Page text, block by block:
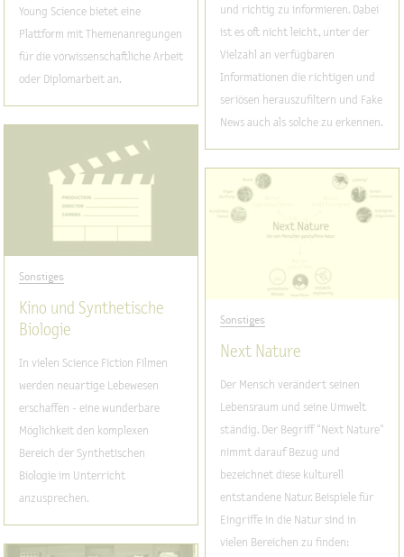
und richtig zu informieren. Dabei
ist es oft nicht leicht, unter der
Vielzahl an verfügbaren
Informationen die richtigen und
seriösen herauszufiltern und Fake
News auch als solche zu erkennen.
Young Science bietet eine
Plattform mit Themenanregungen
für die vorwissenschaftliche Arbeit
oder Diplomarbeit an.
Sonstiges
Kino und Synthetische
Biologie
In vielen Science Fiction Filmen
werden neuartige Lebewesen
erschaffen - eine wunderbare
Möglichkeit den komplexen
Bereich der Synthetischen
Biologie im Unterricht
anzusprechen.
Sonstiges
Next Nature
Der Mensch verändert seinen
Lebensraum und seine Umwelt
ständig. Der Begriff "Next Nature"
nimmt darauf Bezug und
bezeichnet diese kulturell
entstandene Natur. Beispiele für
Eingriffe in die Natur sind in
vielen Bereichen zu finden: